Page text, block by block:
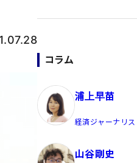
コラム
浦上早苗
経済ジャーナリ
山谷剛史